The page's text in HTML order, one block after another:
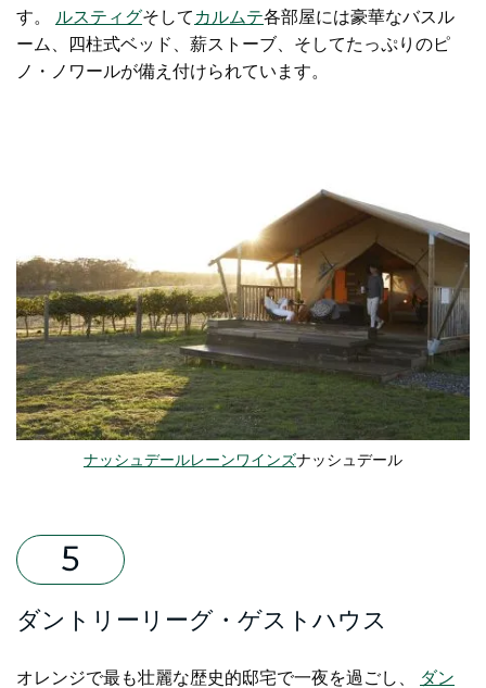
す。
ルスティグそして カルムテ各部屋には豪華なバスル
ーム、四柱式ベッド、薪ストーブ、そしてたっぷりのピ
ノ・ノワールが備え付けられています。
ナッシュデールレーンワインズナッシュデール
ダントリーリーグ・ゲストハウス
オレンジで最も壮麗な歴史的邸宅で一夜を過ごし、 ダン